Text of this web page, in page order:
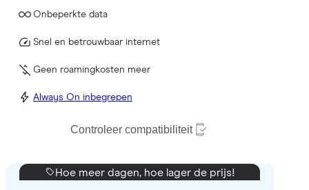
Onbeperkte data
Snel en betrouwbaar internet
Geen roamingkosten meer
Always On inbegrepen
Controleer compatibiliteit
Hoe meer dagen, hoe lager de prijs!